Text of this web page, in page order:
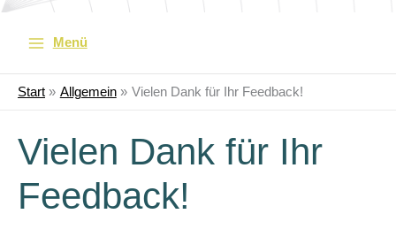
Menü
Start Allgemein Vielen Dank für Ihr Feedback!
Vielen Dank für Ihr
Feedback!